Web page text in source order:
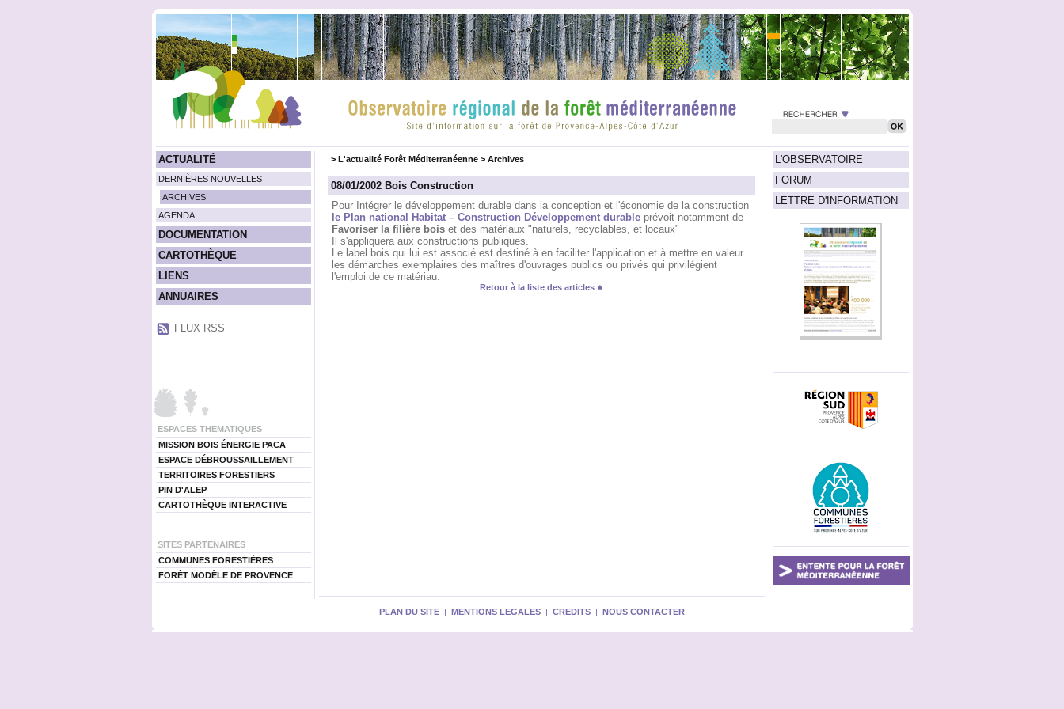
ACTUALITÉ
DERNIÈRES NOUVELLES
ARCHIVES
AGENDA
DOCUMENTATION
CARTOTHÈQUE
LIENS
ANNUAIRES
FLUX RSS
ESPACES THEMATIQUES
MISSION BOIS ÉNERGIE PACA
ESPACE DÉBROUSSAILLEMENT
TERRITOIRES FORESTIERS
PIN D'ALEP
CARTOTHÈQUE INTERACTIVE
SITES PARTENAIRES
COMMUNES FORESTIÈRES
FORÊT MODÈLE DE PROVENCE
L'OBSERVATOIRE
FORUM
LETTRE D'INFORMATION
> L'actualité Forêt Méditerranéenne> Archives
08/01/2002 Bois Construction
Pour Intégrer le développement durable dans la conception et l'économie de la construction
le Plan national Habitat – Construction Développement durableprévoit notamment de
Favoriser la filière boiset des matériaux "naturels, recyclables, et locaux"
Il s'appliquera aux constructions publiques.
Le label bois qui lui est associé est destiné à en faciliter l'application et à mettre en valeur
les démarches exemplaires des maîtres d'ouvrages publics ou privés qui privilégient
l'emploi de ce matériau.
Retour à la liste des articles
PLAN DU SITE | MENTIONS LEGALES | CREDITS | NOUS CONTACTER